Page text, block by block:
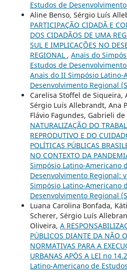
Estudos de Desenvolvimento
Aline Benso, Sérgio Luís
PARTICIPAÇÃO CIDADÃ E
DOS CIDADÃOS DE UMA
SUL E IMPLICAÇÕES NO
REGIONAL , Anais do
Estudos de
Anais do II Simpósio Latino-
Desenvolvimento Regional
Carelisa Stoffel de
Sérgio Luís Allebrandt, Ana
Flávio Fagundes, Gabrieli de
NATURALIZAÇÃO DO
REPRODUTIVO E DO
POLÍTICAS PÚBLICAS
NO CONTEXTO DA
Simpósio Latino-Americano
Desenvolvimento Regional:
Simpósio Latino-Americano
Desenvolvimento Regional
Luana Carolina Bonfada,
Scherer, Sérgio Luís
Oliveira, A
PÚBLICOS DIANTE DA NÃO
NORMATIVAS PARA A
URBANAS APÓS A LEI no
Latino-Americano de